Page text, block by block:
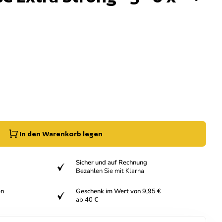
der Menge für
erhöhen für
In den Warenkorb legen
verifiziert
Sicher und auf Rechnung
Bezahlen Sie mit Klarna
Geschenk im Wert von 9,95 €
ab 40 €